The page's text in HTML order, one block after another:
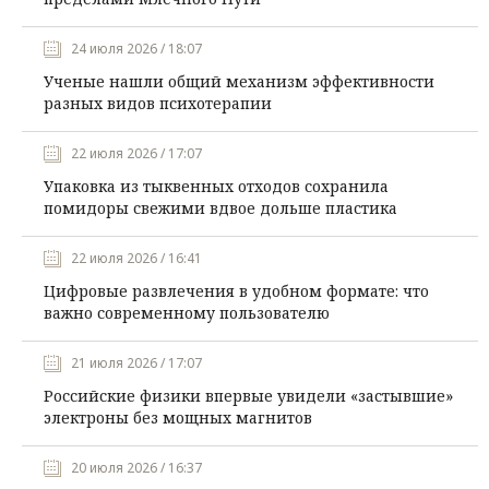
24 июля 2026 / 18:07
Ученые нашли общий механизм эффективности
разных видов психотерапии
22 июля 2026 / 17:07
Упаковка из тыквенных отходов сохранила
помидоры свежими вдвое дольше пластика
22 июля 2026 / 16:41
Цифровые развлечения в удобном формате: что
важно современному пользователю
21 июля 2026 / 17:07
Российские физики впервые увидели «застывшие»
электроны без мощных магнитов
20 июля 2026 / 16:37